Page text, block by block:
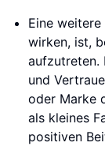
Eine
wirken, ist,
aufzutreten.
und
oder Marke
als kleines
positiven